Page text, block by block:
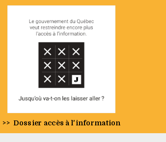
>> Dossier accès à l'information